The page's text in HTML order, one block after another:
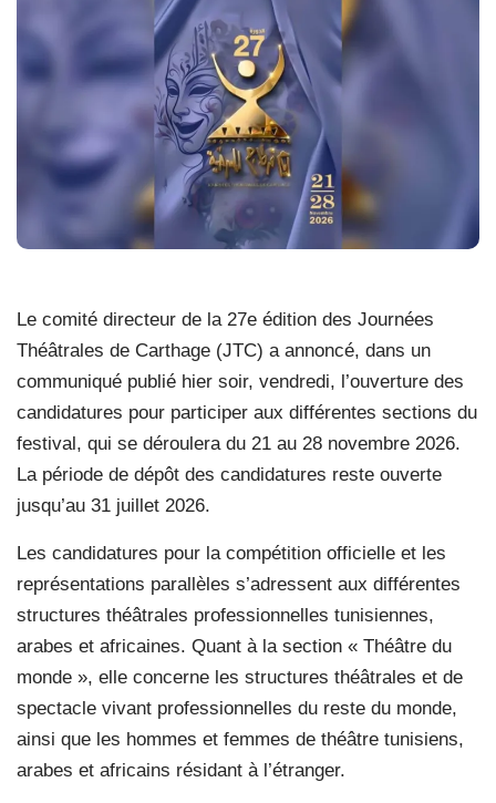
Le comité directeur de la 27e édition des Journées
Théâtrales de Carthage (JTC) a annoncé, dans un
communiqué publié hier soir, vendredi, l’ouverture des
candidatures pour participer aux différentes sections du
festival, qui se déroulera du 21 au 28 novembre 2026.
La période de dépôt des candidatures reste ouverte
jusqu’au 31 juillet 2026.
Les candidatures pour la compétition officielle et les
représentations parallèles s’adressent aux différentes
structures théâtrales professionnelles tunisiennes,
arabes et africaines. Quant à la section « Théâtre du
monde », elle concerne les structures théâtrales et de
spectacle vivant professionnelles du reste du monde,
ainsi que les hommes et femmes de théâtre tunisiens,
arabes et africains résidant à l’étranger.